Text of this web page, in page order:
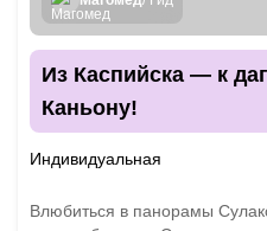
Из Каспийска — к
Каньону!
Индивидуальная
Влюбиться в панорамы